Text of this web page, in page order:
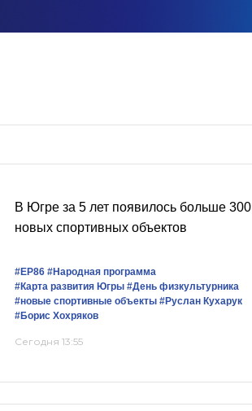
В Югре за 5 лет появилось больше 300
новых спортивных объектов
#ЕР86 #Народная программа
#Карта развития Югры #День физкультурника
#новые спортивные объекты #Руслан Кухарук
#Борис Хохряков
Сегодня 13:55